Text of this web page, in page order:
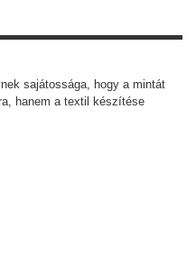
sajátossága, hogy a mintát
hanem a textil készítése